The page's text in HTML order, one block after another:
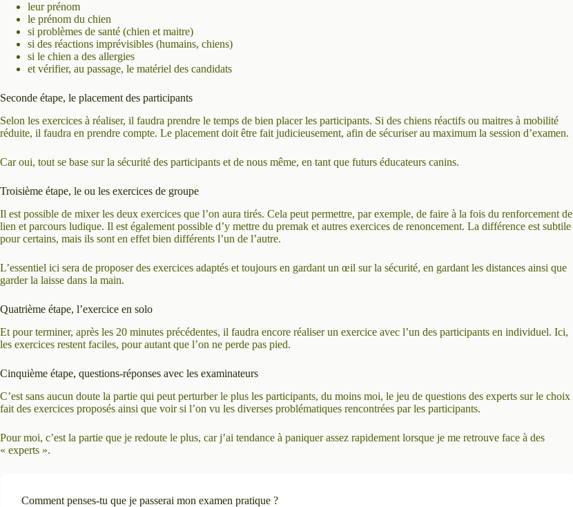
leur prénom
le prénom du chien
si problèmes de santé (chien et maitre)
si des réactions imprévisibles (humains, chiens)
si le chien a des allergies
et vérifier, au passage, le matériel des candidats
Seconde étape, le placement des participants
Selon les exercices à réaliser, il faudra prendre le temps de bien placer les participants. Si des chiens réactifs ou maitres à mobilité
réduite, il faudra en prendre compte. Le placement doit être fait judicieusement, afin de sécuriser au maximum la session d’examen.
Car oui, tout se base sur la sécurité des participants et de nous même, en tant que futurs éducateurs canins.
Troisième étape, le ou les exercices de groupe
Il est possible de mixer les deux exercices que l’on aura tirés. Cela peut permettre, par exemple, de faire à la fois du renforcement de
lien et parcours ludique. Il est également possible d’y mettre du premak et autres exercices de renoncement. La différence est subtile
pour certains, mais ils sont en effet bien différents l’un de l’autre.
L’essentiel ici sera de proposer des exercices adaptés et toujours en gardant un œil sur la sécurité, en gardant les distances ainsi que
garder la laisse dans la main.
Quatrième étape, l’exercice en solo
Et pour terminer, après les 20 minutes précédentes, il faudra encore réaliser un exercice avec l’un des participants en individuel. Ici,
les exercices restent faciles, pour autant que l’on ne perde pas pied.
Cinquième étape, questions-réponses avec les examinateurs
C’est sans aucun doute la partie qui peut perturber le plus les participants, du moins moi, le jeu de questions des experts sur le choix
fait des exercices proposés ainsi que voir si l’on vu les diverses problématiques rencontrées par les participants.
Pour moi, c’est la partie que je redoute le plus, car j’ai tendance à paniquer assez rapidement lorsque je me retrouve face à des
« experts ».
Comment penses-tu que je passerai mon examen pratique ?